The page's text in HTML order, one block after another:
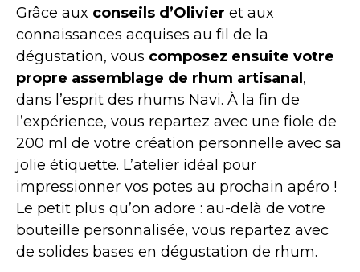
Grâce aux conseils d’Olivier et aux
connaissances acquises au fil de la
dégustation, vous composez ensuite votre
propre assemblage de rhum artisanal,
dans l’esprit des rhums Navi. À la fin de
l’expérience, vous repartez avec une fiole de
200 ml de votre création personnelle avec sa
jolie étiquette. L’atelier idéal pour
impressionner vos potes au prochain apéro !
Le petit plus qu’on adore : au-delà de votre
bouteille personnalisée, vous repartez avec
de solides bases en dégustation de rhum.